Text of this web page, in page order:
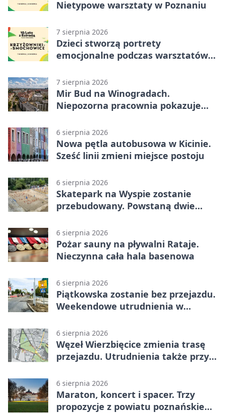
Nietypowe warsztaty w Poznaniu
7 sierpnia 2026
Dzieci stworzą portrety
emocjonalne podczas warsztatów
7 sierpnia 2026
Mir Bud na Winogradach.
Niepozorna pracownia pokazuje
6 sierpnia 2026
Nowa pętla autobusowa w Kicinie.
Sześć linii zmieni miejsce postoju
6 sierpnia 2026
Skatepark na Wyspie zostanie
przebudowany. Powstaną dwie
6 sierpnia 2026
Pożar sauny na pływalni Rataje.
Nieczynna cała hala basenowa
6 sierpnia 2026
Piątkowska zostanie bez przejazdu.
Weekendowe utrudnienia w
6 sierpnia 2026
Węzeł Wierzbięcice zmienia trasę
przejazdu. Utrudnienia także przy
6 sierpnia 2026
Maraton, koncert i spacer. Trzy
propozycje z powiatu poznańskiego